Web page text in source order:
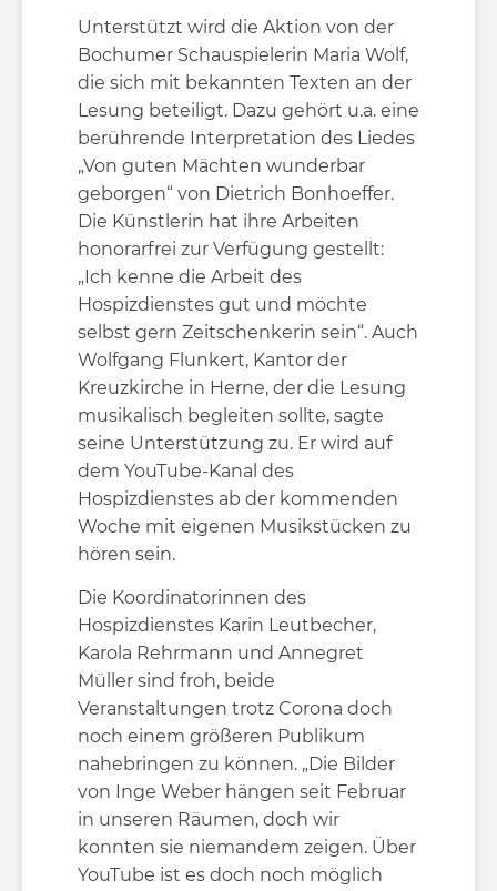
Unterstützt wird die Aktion von der
Bochumer Schauspielerin Maria Wolf,
die sich mit bekannten Texten an der
Lesung beteiligt. Dazu gehört u.a. eine
berührende Interpretation des Liedes
„Von guten Mächten wunderbar
geborgen“ von Dietrich Bonhoeffer.
Die Künstlerin hat ihre Arbeiten
honorarfrei zur Verfügung gestellt:
„Ich kenne die Arbeit des
Hospizdienstes gut und möchte
selbst gern Zeitschenkerin sein“. Auch
Wolfgang Flunkert, Kantor der
Kreuzkirche in Herne, der die Lesung
musikalisch begleiten sollte, sagte
seine Unterstützung zu. Er wird auf
dem YouTube-Kanal des
Hospizdienstes ab der kommenden
Woche mit eigenen Musikstücken zu
hören sein.
Die Koordinatorinnen des
Hospizdienstes Karin Leutbecher,
Karola Rehrmann und Annegret
Müller sind froh, beide
Veranstaltungen trotz Corona doch
noch einem größeren Publikum
nahebringen zu können. „Die Bilder
von Inge Weber hängen seit Februar
in unseren Räumen, doch wir
konnten sie niemandem zeigen. Über
YouTube ist es doch noch möglich